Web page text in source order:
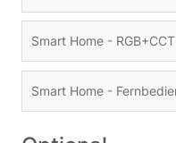
24V DC Netzteil GLP
Smart Home -
Smart Home -